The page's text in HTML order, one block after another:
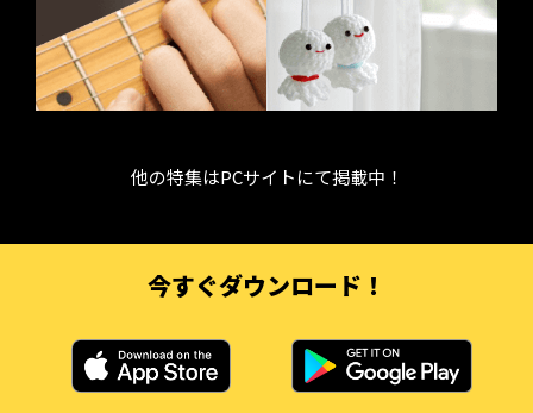
他の特集はPCサイトにて掲載中！
今すぐダウンロード！